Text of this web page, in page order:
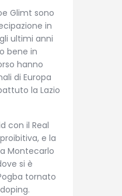
Glimt sono
in
ultimi anni
bene in
hanno
di Europa
la Lazio
con il Real
e la
Montecarlo
si è
tornato